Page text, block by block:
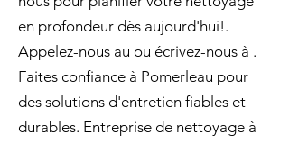
en profondeur dès aujourd'hui!.
Appelez-nous au ou écrivez-nous à .
Faites confiance à Pomerleau pour
des solutions d'entretien fiables et
durables. Entreprise de nettoyage à